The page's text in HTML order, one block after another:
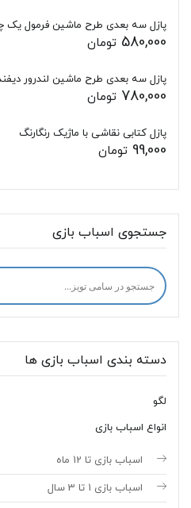
پازل سه بعدی طرح ماشین فرمول یک
580,000 تومان
پازل سه بعدی طرح ماشین لندرور
780,000 تومان
پازل کتابی نقاشی با ماژیک رنگارنگ
99,000 تومان
جستجوی اسباب بازی
دسته بندی اسباب بازی ها
لگو
انواع اسباب بازی
اسباب بازی تا 12 ماه
اسباب بازی 1 تا 3 سال